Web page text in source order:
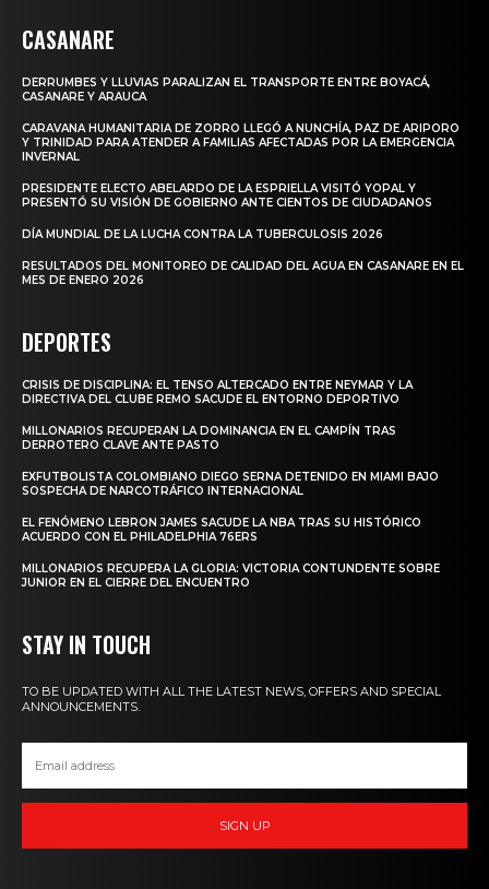
CASANARE
DERRUMBES Y LLUVIAS PARALIZAN EL TRANSPORTE ENTRE BOYACÁ,
CASANARE Y ARAUCA
CARAVANA HUMANITARIA DE ZORRO LLEGÓ A NUNCHÍA, PAZ DE ARIPORO
Y TRINIDAD PARA ATENDER A FAMILIAS AFECTADAS POR LA EMERGENCIA
INVERNAL
PRESIDENTE ELECTO ABELARDO DE LA ESPRIELLA VISITÓ YOPAL Y
PRESENTÓ SU VISIÓN DE GOBIERNO ANTE CIENTOS DE CIUDADANOS
DÍA MUNDIAL DE LA LUCHA CONTRA LA TUBERCULOSIS 2026
RESULTADOS DEL MONITOREO DE CALIDAD DEL AGUA EN CASANARE EN EL
MES DE ENERO 2026
DEPORTES
CRISIS DE DISCIPLINA: EL TENSO ALTERCADO ENTRE NEYMAR Y LA
DIRECTIVA DEL CLUBE REMO SACUDE EL ENTORNO DEPORTIVO
MILLONARIOS RECUPERAN LA DOMINANCIA EN EL CAMPÍN TRAS
DERROTERO CLAVE ANTE PASTO
EXFUTBOLISTA COLOMBIANO DIEGO SERNA DETENIDO EN MIAMI BAJO
SOSPECHA DE NARCOTRÁFICO INTERNACIONAL
EL FENÓMENO LEBRON JAMES SACUDE LA NBA TRAS SU HISTÓRICO
ACUERDO CON EL PHILADELPHIA 76ERS
MILLONARIOS RECUPERA LA GLORIA: VICTORIA CONTUNDENTE SOBRE
JUNIOR EN EL CIERRE DEL ENCUENTRO
STAY IN TOUCH
TO BE UPDATED WITH ALL THE LATEST NEWS, OFFERS AND SPECIAL
ANNOUNCEMENTS.
SIGN UP